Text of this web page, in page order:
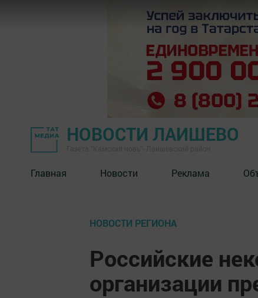
НОВОСТИ ЛАИШЕВО
Главная Новости Реклама
НОВОСТИ РЕГИОНА
Российские
организации